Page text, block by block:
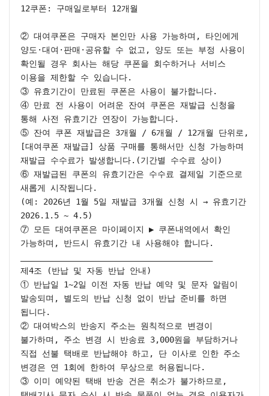
12쿠폰: 구매일로부터 12개월
② 대여쿠폰은 구매자 본인만 사용 가능하며, 타인에게
양도·대여·판매·공유할 수 없고, 양도 또는 부정 사용이
확인될 경우 회사는 해당 쿠폰을 회수하거나 서비스
이용을 제한할 수 있습니다.
③ 유효기간이 만료된 쿠폰은 사용이 불가합니다.
④ 만료 전 사용이 어려운 잔여 쿠폰은 재발급 신청을
통해 사전 유효기간 연장이 가능합니다.
⑤ 잔여 쿠폰 재발급은 3개월 / 6개월 / 12개월 단위로,
[대여쿠폰 재발급] 상품 구매를 통해서만 신청 가능하며
재발급 수수료가 발생합니다.(기간별 수수료 상이)
⑥ 재발급된 쿠폰의 유효기간은 수수료 결제일 기준으로
새롭게 시작됩니다.
(예: 2026년 1월 5일 재발급 3개월 신청 시 → 유효기간
2026.1.5 ~ 4.5)
⑦ 모든 대여쿠폰은 마이페이지 ▶ 쿠폰내역에서 확인
가능하며, 반드시 유효기간 내 사용해야 합니다.
제4조 (반납 및 자동 반납 안내)
① 반납일 1~2일 이전 자동 반납 예약 및 문자 알림이
발송되며, 별도의 반납 신청 없이 반납 준비를 하면
됩니다.
② 대여박스의 반송지 주소는 원칙적으로 변경이
불가하며, 주소 변경 시 반송료 3,000원을 부담하거나
직접 선불 택배로 반납해야 하고, 단 이사로 인한 주소
변경은 연 1회에 한하여 무상으로 허용됩니다.
③ 이미 예약된 택배 반송 건은 취소가 불가하므로,